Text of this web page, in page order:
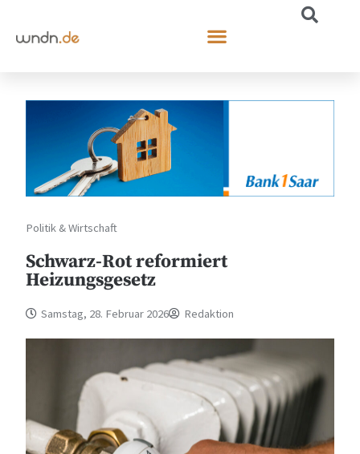
Politik & Wirtschaft
Schwarz-Rot reformiert
Heizungsgesetz
Samstag, 28. Februar 2026 Redaktion